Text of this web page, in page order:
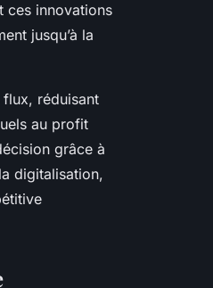
ces innovations
jusqu’à la
réduisant
au profit
grâce à
digitalisation,